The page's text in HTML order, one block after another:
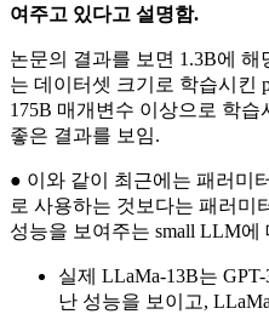
여주고 있다고 설명함.
논문의 결과를 보면 1.3B에
는 데이터셋 크기로 학습시킨
175B 매개변수 이상으로 학습
좋은 결과를 보임.
● 이와 같이 최근에는 패러미
로 사용하는 것보다는 패러미
성능을 보여주는 small LLM
실제 LLaMa-13B는
난 성능을 보이고,